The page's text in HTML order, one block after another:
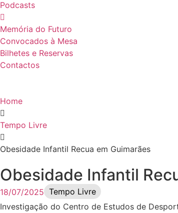
Podcasts
Memória do Futuro
Convocados à Mesa
Bilhetes e Reservas
Contactos
Home
Tempo Livre
Obesidade Infantil Recua em Guimarães
Obesidade Infantil
18/07/2025 Tempo Livre
Investigação do Centro de Estudos de